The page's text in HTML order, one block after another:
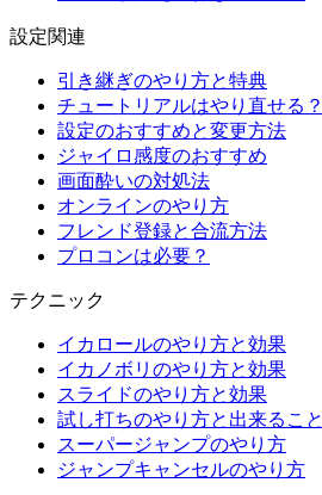
設定関連
引き継ぎのやり方と特典
チュートリアルはやり直せる？
設定のおすすめと変更方法
ジャイロ感度のおすすめ
画面酔いの対処法
オンラインのやり方
フレンド登録と合流方法
プロコンは必要？
テクニック
イカロールのやり方と効果
イカノボリのやり方と効果
スライドのやり方と効果
試し打ちのやり方と出来ること
スーパージャンプのやり方
ジャンプキャンセルのやり方